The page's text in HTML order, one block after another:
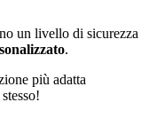
un livello di sicurezza
.
più adatta